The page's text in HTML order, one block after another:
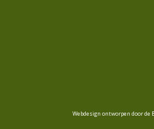
Webdesign ontworpen door